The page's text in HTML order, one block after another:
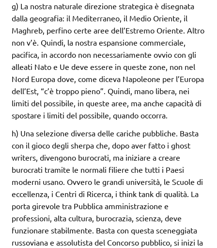
g) La nostra naturale direzione strategica è disegnata
dalla geografia: il Mediterraneo, il Medio Oriente, il
Maghreb, perfino certe aree dell’Estremo Oriente. Altro
non v’è. Quindi, la nostra espansione commerciale,
pacifica, in accordo non necessariamente ovvio con gli
alleati Nato e Ue deve essere in queste zone, non nel
Nord Europa dove, come diceva Napoleone per l’Europa
dell’Est, “c’è troppo pieno”. Quindi, mano libera, nei
limiti del possibile, in queste aree, ma anche capacità di
spostare i limiti del possibile, quando occorra.
h) Una selezione diversa delle cariche pubbliche. Basta
con il gioco degli sherpa che, dopo aver fatto i ghost
writers, divengono burocrati, ma iniziare a creare
burocrati tramite le normali filiere che tutti i Paesi
moderni usano. Ovvero le grandi università, le Scuole di
eccellenza, i Centri di Ricerca, i think tank di qualità. La
porta girevole tra Pubblica amministrazione e
professioni, alta cultura, burocrazia, scienza, deve
funzionare stabilmente. Basta con questa sceneggiata
russoviana e assolutista del Concorso pubblico, si inizi la